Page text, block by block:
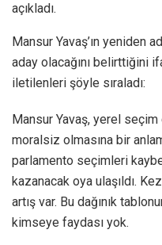
açıkladı.
Mansur Yavaş’ın yeniden
aday olacağını belirttiğini
iletilenleri şöyle sıraladı:
Mansur Yavaş, yerel seçim
moralsiz olmasına bir
parlamento seçimleri
kazanacak oya ulaşıldı.
artış var. Bu dağınık
kimseye faydası yok.